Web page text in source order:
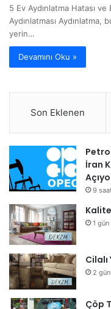
5 Ev Aydınlatma Hatası ve
Aydınlatması
yerin…
Devamını Oku »
Son Eklenen
İran
9
1
Cilalı
2
Çöp